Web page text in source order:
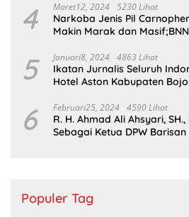
4 Maret12, 2024 5230 Lihat
Narkoba Jenis Pil
Makin Marak dan
5 Januari8, 2024 4863 Lihat
Ikatan Jurnalis Seluruh
Hotel Aston Kabupaten
6 Februari25, 2024 4590 Lihat
R. H. Ahmad Ali Ahsyari,
Sebagai Ketua DPW
Populer Tag